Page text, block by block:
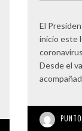
El
inicio este
Desde el